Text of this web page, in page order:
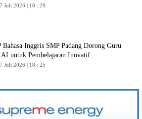
Juli 2026 | 18 : 29
Bahasa Inggris SMP Padang Dorong Guru
AI untuk Pembelajaran Inovatif
Juli 2026 | 18 : 25